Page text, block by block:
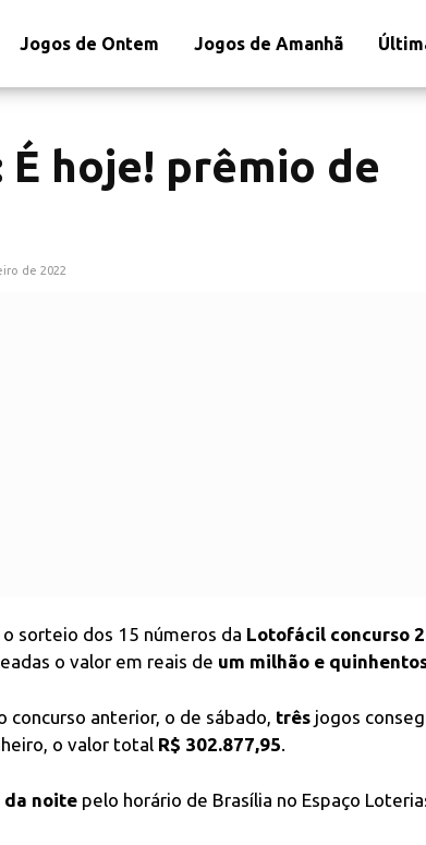
Jogos de Ontem Jogos de Amanhã
hoje! prêmio de
de 2022
sorteio dos 15 números da Lotofácil concurso
o valor em reais de um milhão e
concurso anterior, o de sábado, três jogos
o valor total R$ 302.877,95.
da noite pelo horário de Brasília no Espaço